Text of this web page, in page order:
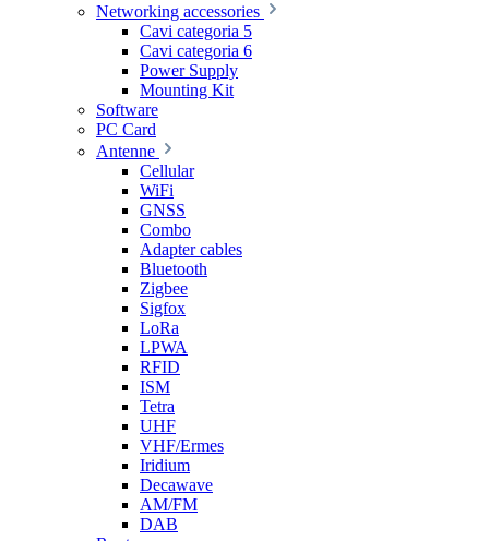
Networking accessories
Cavi categoria 5
Cavi categoria 6
Power Supply
Mounting Kit
Software
PC Card
Antenne
Cellular
WiFi
GNSS
Combo
Adapter cables
Bluetooth
Zigbee
Sigfox
LoRa
LPWA
RFID
ISM
Tetra
UHF
VHF/Ermes
Iridium
Decawave
AM/FM
DAB